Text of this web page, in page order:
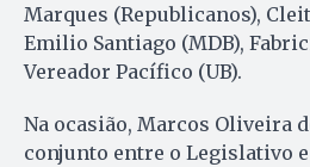
Marques (Republicanos),
Emilio Santiago (MDB),
Vereador Pacífico (UB).
Na ocasião, Marcos Oliveira
conjunto entre o Legislativo